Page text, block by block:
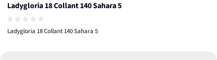
Ladygloria 18 Collant 140 Sahara 5
Ladygloria 18 Collant 140 Sahara 5